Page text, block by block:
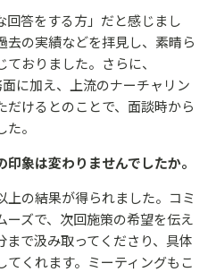
回答をする方」だと感じまし
去の実績などを拝見し、素晴ら
おりました。さらに、
に加え、上流のナーチャリン
だけるとのことで、面談時から
。
象は変わりませんでしたか。
上の結果が得られました。コミ
ーズで、次回施策の希望を伝え
で汲み取ってくださり、具体
くれます。ミーティングもこ